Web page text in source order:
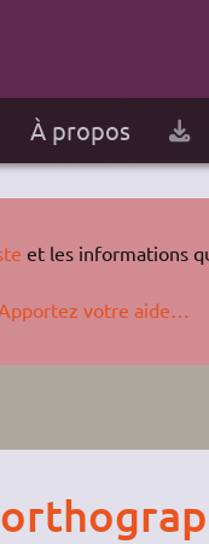
À propos
et les informations
votre aide…